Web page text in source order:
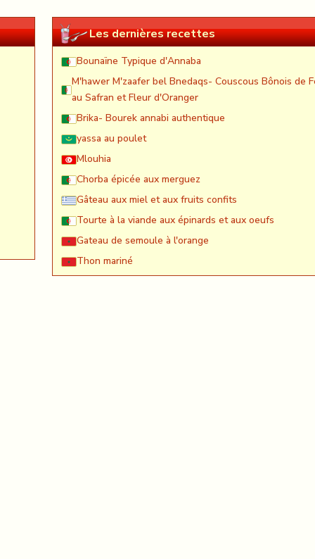
Les dernières recettes
Bounaïne Typique d'Annaba
M'hawer M'zaafer bel Bnedaqs- Couscous Bônois de
au Safran et Fleur d'Oranger
Brika- Bourek annabi authentique
yassa au poulet
Mlouhia
Chorba épicée aux merguez
Gâteau aux miel et aux fruits confits
Tourte à la viande aux épinards et aux oeufs
Gateau de semoule à l'orange
Thon mariné